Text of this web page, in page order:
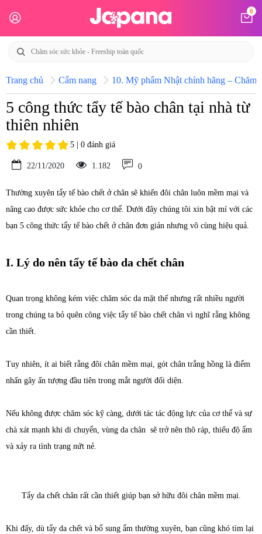
0
Trang chủ Cẩm nang 10. Mỹ phẩm Nhật chính hãng – Chăm
5 công thức tẩy tế bào chân tại nhà từ
thiên nhiên
5 | 0 đánh giá
22/11/2020 1.182 0
Thường xuyên tẩy tế bào chết ở chân sẽ khiến đôi chân luôn mềm mại và
nâng cao được sức khỏe cho cơ thể. Dưới đây chúng tôi xin bật mí với các
bạn 5 công thức tẩy tế bào chết ở chân đơn giản nhưng vô cùng hiệu quả.
I. Lý do nên tẩy tế bào da chết chân
Quan trọng không kém việc chăm sóc da mặt thế nhưng rất nhiều người
trong chúng ta bỏ quên công việc tẩy tế bào chết chân vì nghĩ rằng không
cần thiết.
Tuy nhiên, ít ai biết rằng đôi chân mềm mại, gót chân trắng hồng là điểm
nhấn gây ấn tượng đầu tiên trong mắt người đối diện.
Nếu không được chăm sóc kỹ càng, dưới tác tác động lực của cơ thể và sự
chà xát mạnh khi di chuyển, vùng da chân sẽ trở nên thô ráp, thiếu độ ẩm
và xảy ra tình trạng nứt nẻ.
Tẩy da chết chân rất cần thiết giúp bạn sở hữu đôi chân mềm mại.
Khi đấy, dù tẩy da chết và bổ sung ẩm thường xuyên, bạn cũng khó tìm lại